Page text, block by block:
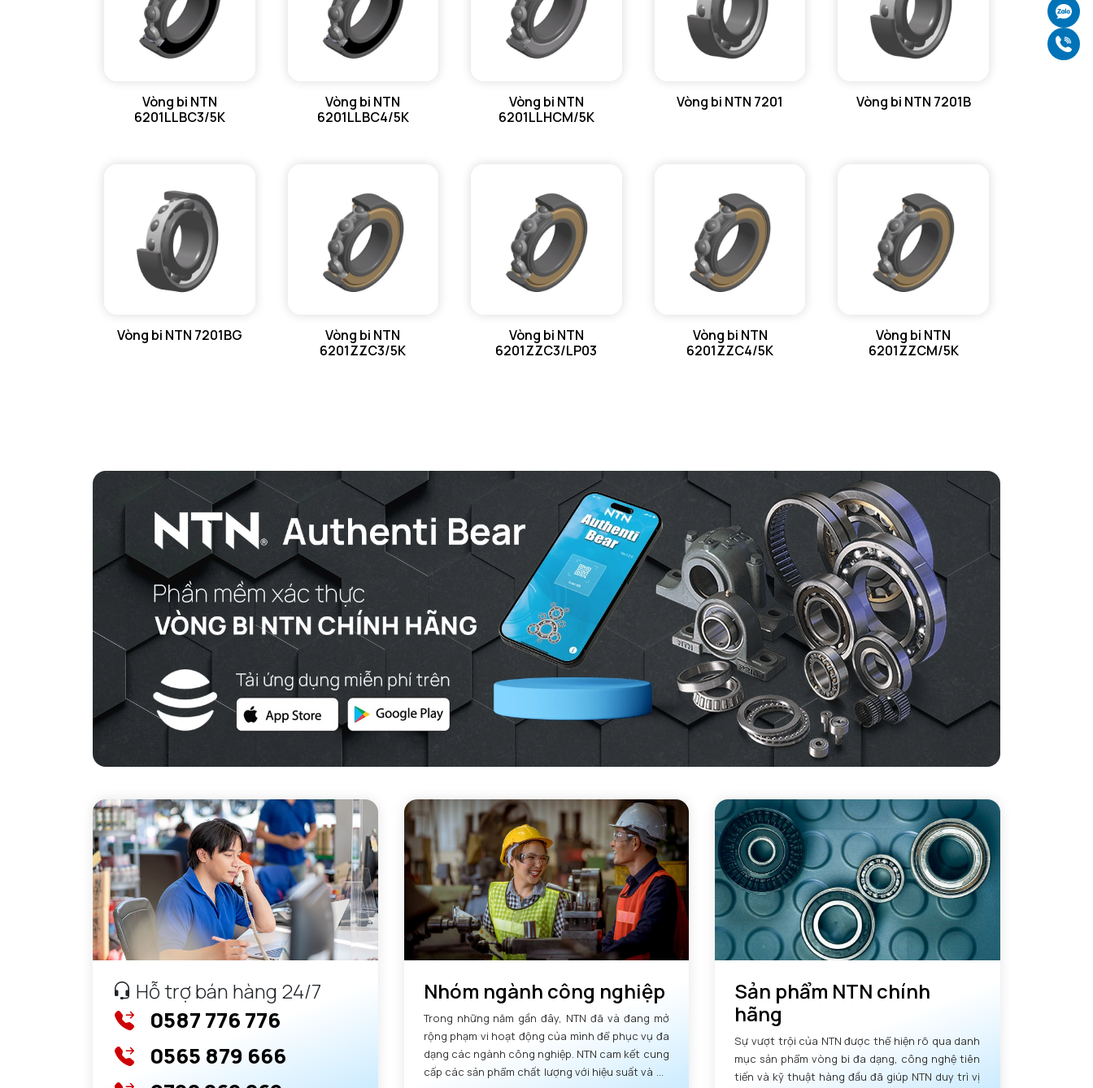
Vòng bi NTN
6201LLBC3/5K
Vòng bi NTN
6201LLBC4/5K
Vòng bi NTN
6201LLHCM/5K
Vòng bi NTN 7201 Vòng bi NTN 7201B
Vòng bi NTN 7201BG
Vòng bi NTN
6201ZZC3/5K
Vòng bi NTN
6201ZZC3/LP03
Vòng bi NTN
6201ZZC4/5K
Vòng bi NTN
6201ZZCM/5K
Hỗ trợ bán hàng 24/7
0587 776 776
0565 879 666
Nhóm ngành công nghiệp
Trong những năm gần đây, NTN đã và đang mở
rộng phạm vi hoạt động của mình để phục vụ đa
dạng các ngành công nghiệp. NTN cam kết cung
cấp các sản phẩm chất lượng với hiệu suất và độ
Sản phẩm NTN chính
hãng
Sự vượt trội của NTN được thể hiện rõ qua danh
mục sản phẩm vòng bi đa dạng, công nghệ tiên
tiến và kỹ thuật hàng đầu đã giúp NTN duy trì vị